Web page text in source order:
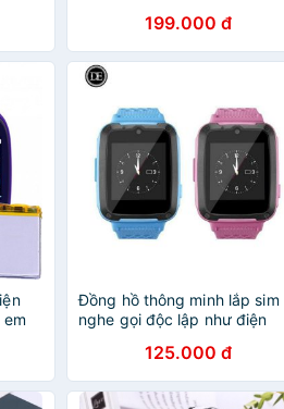
199.000 đ
Đồng hồ thông minh lắp sim
nghe gọi độc lập như điện
125.000 đ